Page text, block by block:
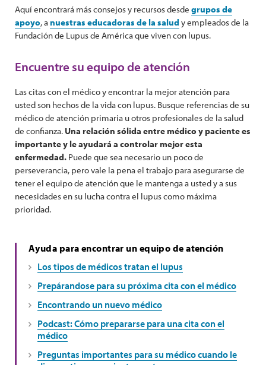
Aquí encontrará más consejos y recursos desde grupos de
apoyo, anuestras educadoras de la salud y empleados de la
Fundación de Lupus de América que viven con lupus.
Encuentre su equipo de atención
Las citas con el médico y encontrar la mejor atención para
usted son hechos de la vida con lupus. Busque referencias de su
médico de atención primaria u otros profesionales de la salud
de confianza. Una relación sólida entre médico y paciente es
importante y le ayudará a controlar mejor esta
enfermedad. Puede que sea necesario un poco de
perseverancia, pero vale la pena el trabajo para asegurarse de
tener el equipo de atención que le mantenga a usted y a sus
necesidades en su lucha contra el lupus como máxima
prioridad.
Ayuda para encontrar un equipo de atención
Los tipos de médicos tratan el lupus
Prepárandose para su próxima cita con el médico
Encontrando un nuevo médico
Podcast: Cómo prepararse para una cita con el
médico
Preguntas importantes para su médico cuando le